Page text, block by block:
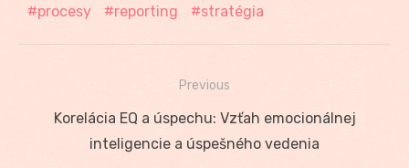
procesy
reporting stratégia
Navigácia
Previous
Previous
Korelácia EQ a úspechu: Vzťah emocionálnej
inteligencie a úspešného vedenia